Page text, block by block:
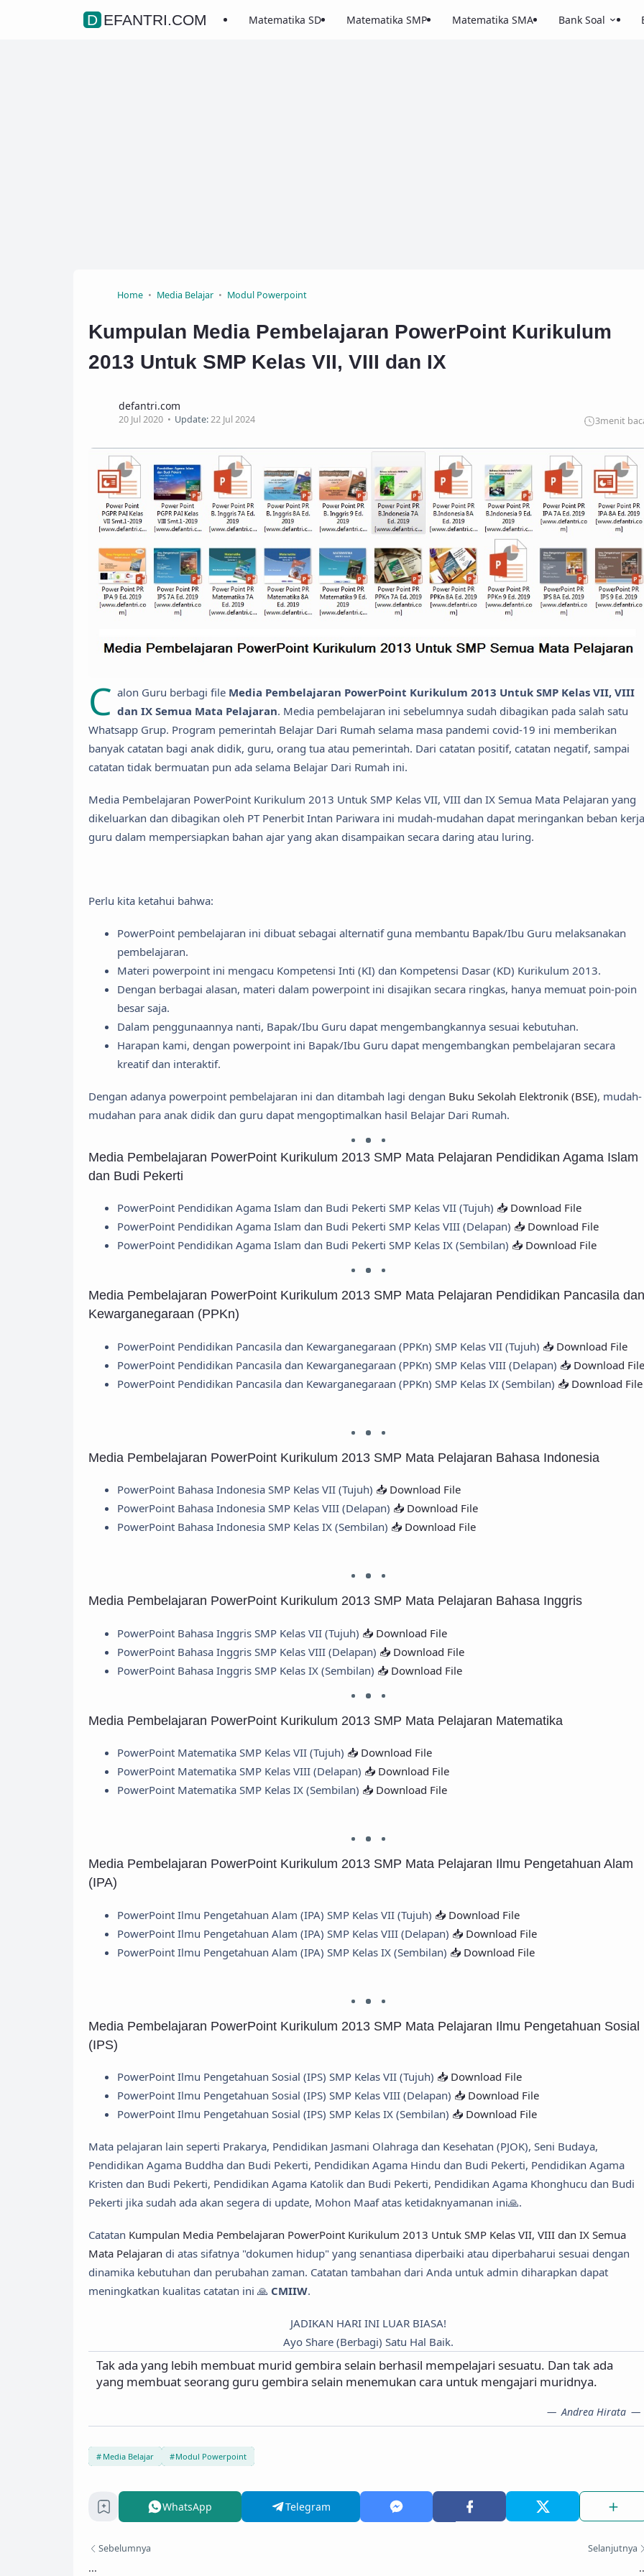
DEFANTRI.COM Matematika SD Matematika SMP Matematika SMA Bank Soal
Home Media Belajar Modul Powerpoint
Kumpulan Media Pembelajaran PowerPoint Kurikulum
2013 Untuk SMP Kelas VII, VIII dan IX
defantri.com
20 Jul 2020 Update:22 Jul 2024 3menit
C alon Guru berbagi file Media Pembelajaran PowerPoint Kurikulum 2013 Untuk SMP Kelas VII, VIII
dan IX Semua Mata Pelajaran. Media pembelajaran ini sebelumnya sudah dibagikan pada salah satu
Whatsapp Grup. Program pemerintah Belajar Dari Rumah selama masa pandemi covid-19 ini memberikan
banyak catatan bagi anak didik, guru, orang tua atau pemerintah. Dari catatan positif, catatan negatif, sampai
catatan tidak bermuatan pun ada selama Belajar Dari Rumah ini.
Media Pembelajaran PowerPoint Kurikulum 2013 Untuk SMP Kelas VII, VIII dan IX Semua Mata Pelajaran yang
dikeluarkan dan dibagikan oleh PT Penerbit Intan Pariwara ini mudah-mudahan dapat meringankan beban kerja
guru dalam mempersiapkan bahan ajar yang akan disampaikan secara daring atau luring.
Perlu kita ketahui bahwa:
PowerPoint pembelajaran ini dibuat sebagai alternatif guna membantu Bapak/Ibu Guru melaksanakan
pembelajaran.
Materi powerpoint ini mengacu Kompetensi Inti (KI) dan Kompetensi Dasar (KD) Kurikulum 2013.
Dengan berbagai alasan, materi dalam powerpoint ini disajikan secara ringkas, hanya memuat poin-poin
besar saja.
Dalam penggunaannya nanti, Bapak/Ibu Guru dapat mengembangkannya sesuai kebutuhan.
Harapan kami, dengan powerpoint ini Bapak/Ibu Guru dapat mengembangkan pembelajaran secara
kreatif dan interaktif.
Dengan adanya powerpoint pembelajaran ini dan ditambah lagi dengan Buku Sekolah Elektronik (BSE), mudah-
mudahan para anak didik dan guru dapat mengoptimalkan hasil Belajar Dari Rumah.
Media Pembelajaran PowerPoint Kurikulum 2013 SMP Mata Pelajaran Pendidikan Agama Islam
dan Budi Pekerti
PowerPoint Pendidikan Agama Islam dan Budi Pekerti SMP Kelas VII (Tujuh) 📥 Download File
PowerPoint Pendidikan Agama Islam dan Budi Pekerti SMP Kelas VIII (Delapan) 📥 Download File
PowerPoint Pendidikan Agama Islam dan Budi Pekerti SMP Kelas IX (Sembilan) 📥 Download File
Media Pembelajaran PowerPoint Kurikulum 2013 SMP Mata Pelajaran Pendidikan Pancasila dan
Kewarganegaraan (PPKn)
PowerPoint Pendidikan Pancasila dan Kewarganegaraan (PPKn) SMP Kelas VII (Tujuh) 📥 Download File
PowerPoint Pendidikan Pancasila dan Kewarganegaraan (PPKn) SMP Kelas VIII (Delapan) 📥 Download File
PowerPoint Pendidikan Pancasila dan Kewarganegaraan (PPKn) SMP Kelas IX (Sembilan) 📥 Download File
Media Pembelajaran PowerPoint Kurikulum 2013 SMP Mata Pelajaran Bahasa Indonesia
PowerPoint Bahasa Indonesia SMP Kelas VII (Tujuh) 📥 Download File
PowerPoint Bahasa Indonesia SMP Kelas VIII (Delapan) 📥 Download File
PowerPoint Bahasa Indonesia SMP Kelas IX (Sembilan) 📥 Download File
Media Pembelajaran PowerPoint Kurikulum 2013 SMP Mata Pelajaran Bahasa Inggris
PowerPoint Bahasa Inggris SMP Kelas VII (Tujuh) 📥 Download File
PowerPoint Bahasa Inggris SMP Kelas VIII (Delapan) 📥 Download File
PowerPoint Bahasa Inggris SMP Kelas IX (Sembilan) 📥 Download File
Media Pembelajaran PowerPoint Kurikulum 2013 SMP Mata Pelajaran Matematika
PowerPoint Matematika SMP Kelas VII (Tujuh) 📥 Download File
PowerPoint Matematika SMP Kelas VIII (Delapan) 📥 Download File
PowerPoint Matematika SMP Kelas IX (Sembilan) 📥 Download File
Media Pembelajaran PowerPoint Kurikulum 2013 SMP Mata Pelajaran Ilmu Pengetahuan Alam
(IPA)
PowerPoint Ilmu Pengetahuan Alam (IPA) SMP Kelas VII (Tujuh) 📥 Download File
PowerPoint Ilmu Pengetahuan Alam (IPA) SMP Kelas VIII (Delapan) 📥 Download File
PowerPoint Ilmu Pengetahuan Alam (IPA) SMP Kelas IX (Sembilan) 📥 Download File
Media Pembelajaran PowerPoint Kurikulum 2013 SMP Mata Pelajaran Ilmu Pengetahuan Sosial
(IPS)
PowerPoint Ilmu Pengetahuan Sosial (IPS) SMP Kelas VII (Tujuh) 📥 Download File
PowerPoint Ilmu Pengetahuan Sosial (IPS) SMP Kelas VIII (Delapan) 📥 Download File
PowerPoint Ilmu Pengetahuan Sosial (IPS) SMP Kelas IX (Sembilan) 📥 Download File
Mata pelajaran lain seperti Prakarya, Pendidikan Jasmani Olahraga dan Kesehatan (PJOK), Seni Budaya,
Pendidikan Agama Buddha dan Budi Pekerti, Pendidikan Agama Hindu dan Budi Pekerti, Pendidikan Agama
Kristen dan Budi Pekerti, Pendidikan Agama Katolik dan Budi Pekerti, Pendidikan Agama Khonghucu dan Budi
Pekerti jika sudah ada akan segera di update, Mohon Maaf atas ketidaknyamanan ini🙏.
Catatan Kumpulan Media Pembelajaran PowerPoint Kurikulum 2013 Untuk SMP Kelas VII, VIII dan IX Semua
Mata Pelajaran di atas sifatnya "dokumen hidup" yang senantiasa diperbaiki atau diperbaharui sesuai dengan
dinamika kebutuhan dan perubahan zaman. Catatan tambahan dari Anda untuk admin diharapkan dapat
meningkatkan kualitas catatan ini 🙏 CMIIW.
JADIKAN HARI INI LUAR BIASA!
Ayo Share (Berbagi) Satu Hal Baik.
Tak ada yang lebih membuat murid gembira selain berhasil mempelajari sesuatu. Dan tak ada
yang membuat seorang guru gembira selain menemukan cara untuk mengajari muridnya.
Andrea Hirata
Media Belajar Modul Powerpoint
WhatsApp Telegram
Sebelumnya
...
Selanjutnya